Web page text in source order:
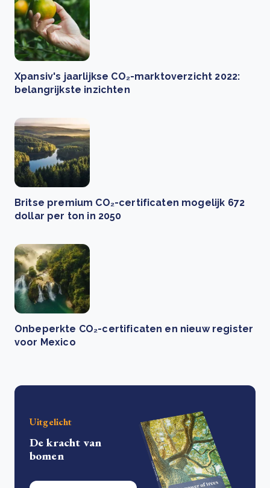
Xpansiv's jaarlijkse CO₂-marktoverzicht 2022:
belangrijkste inzichten
Britse premium CO₂-certificaten mogelijk 672
dollar per ton in 2050
Onbeperkte CO₂-certificaten en nieuw register
voor Mexico
Uitgelicht
De kracht van
bomen